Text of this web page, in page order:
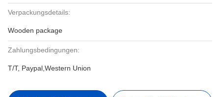
Verpackungsdetails:
Wooden package
Zahlungsbedingungen:
T/T, Paypal,Western Union